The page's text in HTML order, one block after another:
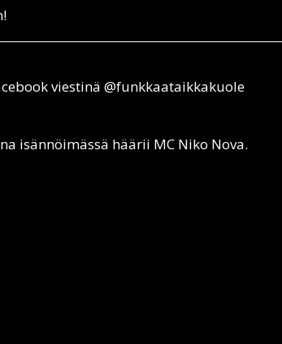
viestinä @funkkaataikkakuole
isännöimässä häärii MC Niko Nova.